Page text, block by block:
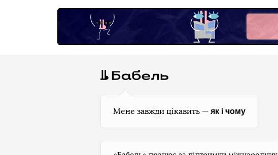
Мене завжди цікавить — як і чому